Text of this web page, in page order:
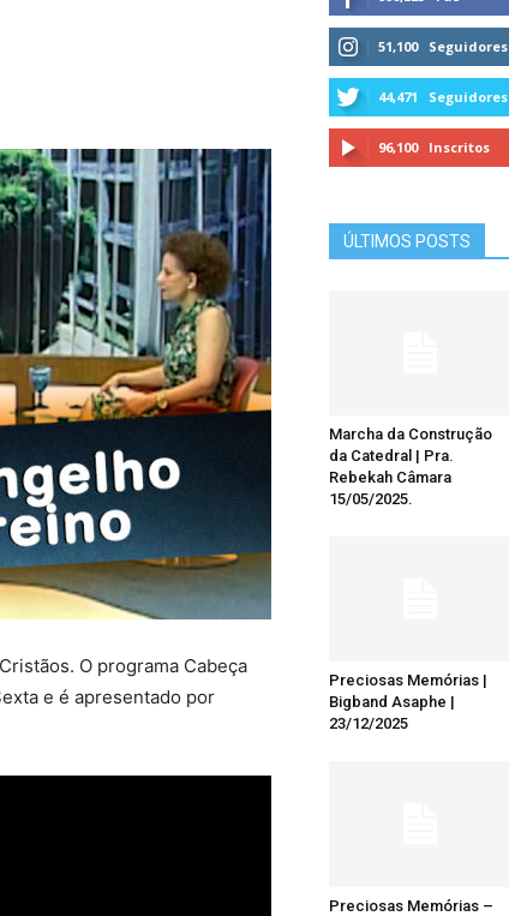
O programa Cabeça
e é apresentado por
51,100 Seguidores
44,471 Seguidores
96,100 Inscritos
ÚLTIMOS POSTS
Marcha da Construção
da Catedral | Pra.
Rebekah Câmara
15/05/2025.
Preciosas Memórias |
Bigband Asaphe |
23/12/2025
Preciosas Memórias –